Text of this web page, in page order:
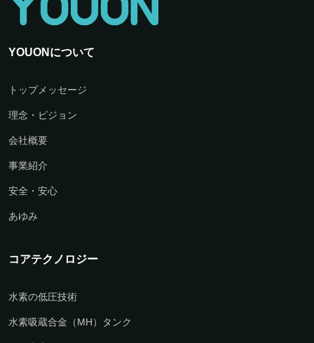
YOUONについて
トップメッセージ
理念・ビジョン
会社概要
事業紹介
安全・安心
あゆみ
コアテクノロジー
水素の低圧技術
水素吸蔵合金（MH）タンク